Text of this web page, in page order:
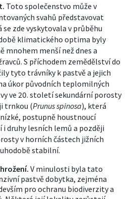
Toto společenstvo může v
svahů představovat
zde vyskytovala v průběhu
klimatického optima byly
mnohem menší než dnes a
S příchodem zemědělství do
tyto trávníky k pastvě a jejich
úkor původních teplomilných
ve 20. století sekundární porosty
trnkou (Prunus spinosa), která
postupně houstnoucí
i druhy lesních lemů a později
v horních částech jižních
stabilní.
V minulosti byla tato
pastvě dobytka, zejména
pro ochranu biodiverzity a